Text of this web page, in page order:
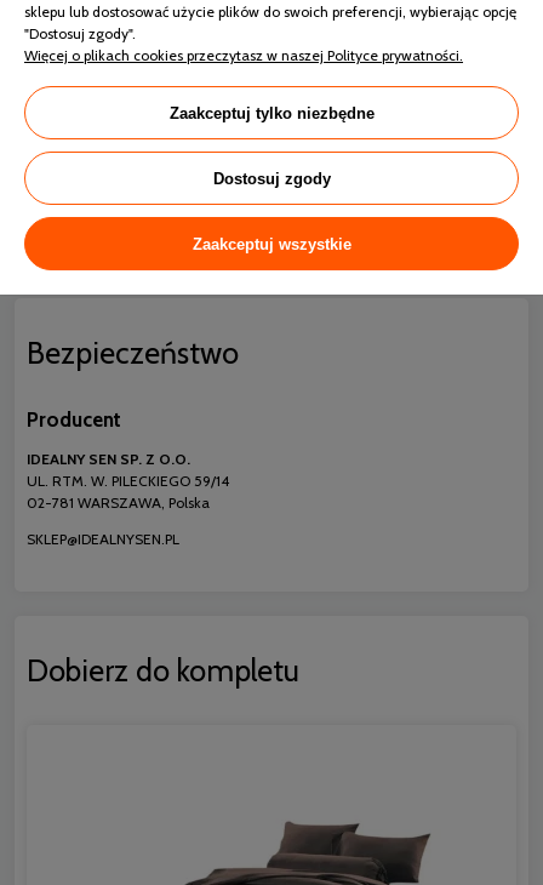
do Spania
Gramatura
100-199 g/m²
Skład
Rozmiar
Bezpieczeństwo
Producent
IDEALNY SEN SP. Z O.O.
UL. RTM. W. PILECKIEGO 59/14
02-781 WARSZAWA, Polska
SKLEP@IDEALNYSEN.PL
Dobierz do kompletu
sklepu lub dostosować użycie plików do swoich preferencji, wybierając opcję
"Dostosuj zgody".
Więcej o plikach cookies przeczytasz w naszej Polityce prywatności.
Zaakceptuj tylko niezbędne
Dostosuj zgody
Zaakceptuj wszystkie